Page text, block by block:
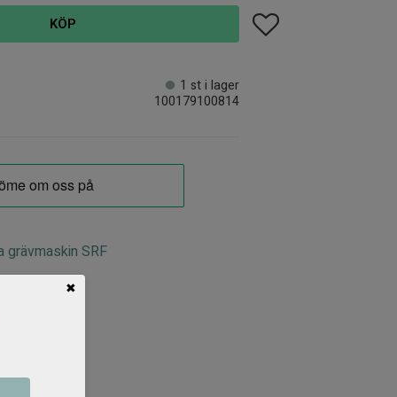
KÖP Lägg till i favoriter
1 st i lager
100179100814
SRF
✖